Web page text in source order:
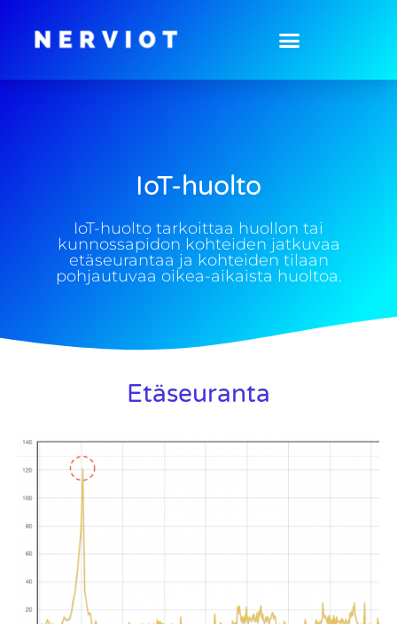
IoT-huolto
IoT-huolto
IoT-huolto tarkoittaa huollon tai
kunnossapidon kohteiden jatkuvaa
etäseurantaa ja kohteiden tilaan
pohjautuvaa oikea-aikaista huoltoa.
Etäseuranta